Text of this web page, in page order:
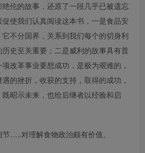
伦的故事，还原了一段几乎已被遗忘
使我们认真阅读这本书，一是食品安
不分国界，关系到我们每个的切身利
史至关重要；二是威利的故事具有普
改革事业要想成功，是极为艰难的，
的挫折，收获的支持，取得的成功，
昭示未来，也给后继者以经验和启
…..对理解食物政治颇有价值。